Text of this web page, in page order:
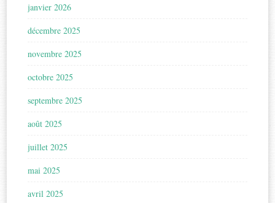
janvier 2026
décembre 2025
novembre 2025
octobre 2025
septembre 2025
août 2025
juillet 2025
mai 2025
avril 2025